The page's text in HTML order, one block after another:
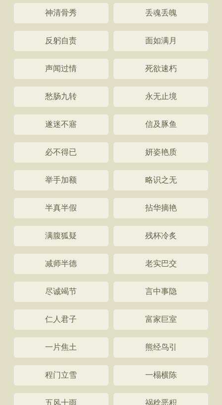
神清骨秀 丢魂丢魄
反躬自责 面如满月
声闻过情 死欲速朽
愁肠九转 永无止境
遂迷不寤 信及豚鱼
必不得已 妍姿艳质
举手加额 略识之无
半真半假 拈华摘艳
满腹狐疑 残杯冷炙
减师半德 老实巴交
尽诚竭节 言中事隐
仁人君子 富家巨室
一片焦土 熊经鸟引
程门立雪 一榻横陈
五风十雨 祸稔恶积